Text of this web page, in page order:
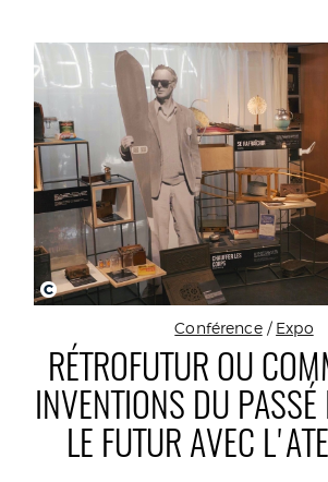
C
Conférence/ Expo
RÉTROFUTUR OU
INVENTIONS DU PASSÉ
LE FUTUR AVEC